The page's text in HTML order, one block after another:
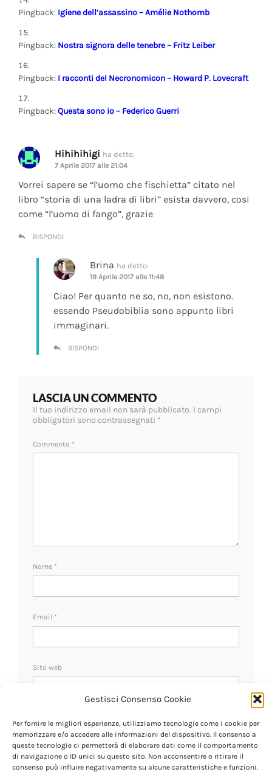
Gestisci Consenso Cookie
Per fornire le migliori esperienze, utilizziamo tecnologie come i cookie per
memorizzare e/o accedere alle informazioni del dispositivo. Il consenso a
queste tecnologie ci permetterà di elaborare dati come il comportamento
di navigazione o ID unici su questo sito. Non acconsentire o ritirare il
consenso può influire negativamente su alcune caratteristiche e funzioni.
Pingback: Igiene dell’assassino – Amélie Nothomb
Pingback: Nostra signora delle tenebre – Fritz Leiber
Pingback: I racconti del Necronomicon – Howard P. Lovecraft
Pingback:Questa sono io – Federico Guerri
Hihihihigi ha detto:
7 Aprile 2017 alle 21:04
Vorrei sapere se “l’uomo che fischietta” citato nel
libro “storia di una ladra di libri” esista davvero, cosi
come “l’uomo di fango”, grazie
RISPONDI
Brina ha detto:
19 Aprile 2017 alle 11:48
Ciao! Per quanto ne so, no, non esistono.
essendo Pseudobiblia sono appunto libri
immaginari.
RISPONDI
LASCIA UN COMMENTO
Il tuo indirizzo email non sarà pubblicato. I campi
obbligatori sono contrassegnati *
Commento *
Nome *
Email *
Sito web